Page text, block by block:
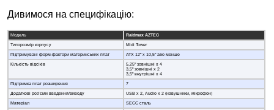
Дивимося на специфікацію:
Модель
Raidmax AZTEC
Типорозмір корпусу
Midi Tower
Підтримувані форм-фактори материнських плат
ATX 12" x 10,5" або менше
Кількість відсіків
5,25" зовнішні x 4
3,5" зовнішні x 2
3,5" внутрішні x 4
Підтримка плат розширення
7
Додаткові роз’єми введення/виводу
USB x 2, Audio x 2 (навушники, мікрофон)
Матеріал
SECC сталь